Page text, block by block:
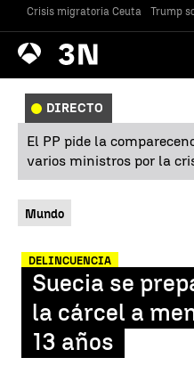
Crisis migratoria Ceuta Trump
Antena
3 Noticias
DIRECTO
El PP pide la
varios ministros por la
Mundo
DELINCUENCIA
Suecia se
la cárcel a
13 años